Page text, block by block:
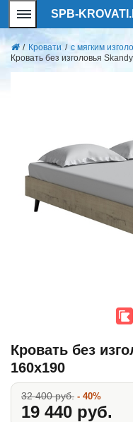
SPB-
/ Кровати / с мягким
Кровать без изголовья
Кровать без
160x190
32 400 руб. - 40%
19 440 руб.